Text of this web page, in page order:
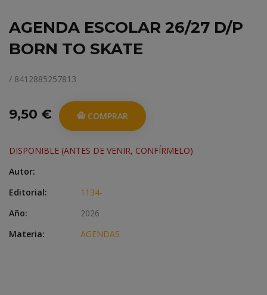
AGENDA ESCOLAR 26/27 D/P
BORN TO SKATE
/ 8412885257813
9,50 € COMPRAR
DISPONIBLE (ANTES DE VENIR, CONFÍRMELO)
Autor:
Editorial:
1134-
Año:
2026
Materia:
AGENDAS